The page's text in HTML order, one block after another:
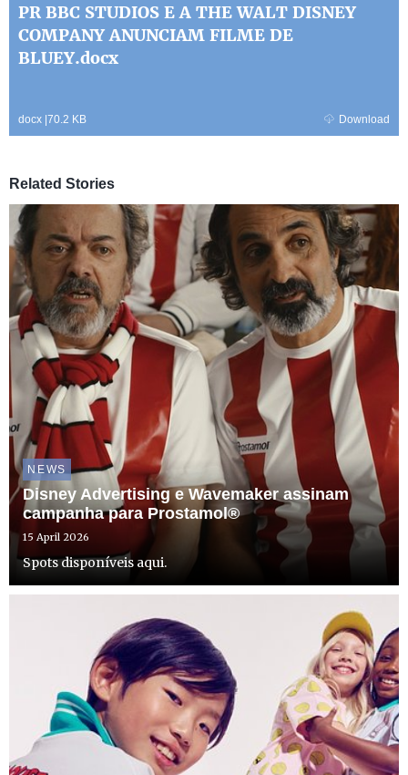
PR BBC STUDIOS E A THE WALT DISNEY
COMPANY ANUNCIAM FILME DE
BLUEY.docx
docx 70.2 KB Download
Related Stories
NEWS
Disney Advertising e Wavemaker assinam
campanha para Prostamol®
15 April 2026
​Spots disponíveis aqui.